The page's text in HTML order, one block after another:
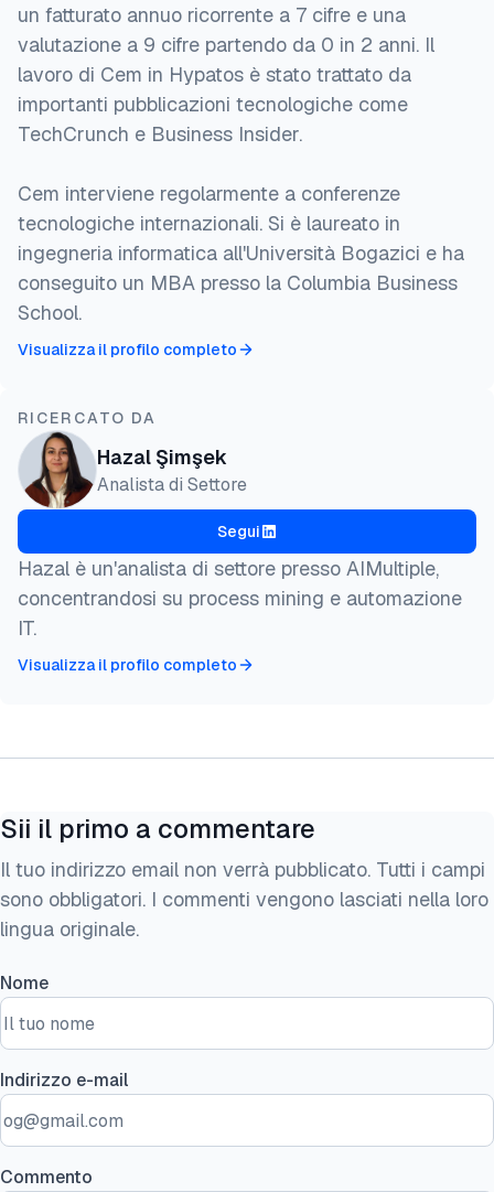
un fatturato annuo ricorrente a 7 cifre e una
valutazione a 9 cifre partendo da 0 in 2 anni. Il
lavoro di Cem in Hypatos è stato trattato da
importanti pubblicazioni tecnologiche come
TechCrunch e Business Insider.
Cem interviene regolarmente a conferenze
tecnologiche internazionali. Si è laureato in
ingegneria informatica all'Università Bogazici e ha
conseguito un MBA presso la Columbia Business
School.
Visualizza il profilo completo
RICERCATO DA
Hazal Şimşek
Analista di Settore
Segui
Hazal è un'analista di settore presso AIMultiple,
concentrandosi su process mining e automazione
IT.
Visualizza il profilo completo
Sii il primo a commentare
Il tuo indirizzo email non verrà pubblicato. Tutti i campi
sono obbligatori. I commenti vengono lasciati nella loro
lingua originale.
Nome
Indirizzo e-mail
Commento